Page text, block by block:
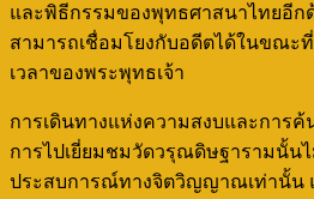
และพิธีกรรมของพุทธศาสนาไทยอีก
สามารถเชื่อมโยงกับอดีตได้ในขณะ
เวลาของพระพุทธเจ้า
การเดินทางแห่งความสงบและการค้
การไปเยี่ยมชมวัดวรุณดิษฐารามนั้นไ
ประสบการณ์ทางจิตวิญญาณเท่านั้น แ